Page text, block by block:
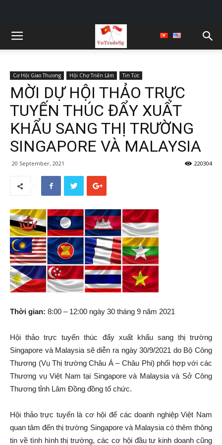
Cơ Hội Giao Thương Hội Chợ Triển Lãm Tin Tức
MỜI DỰ HỘI THẢO TRỰC
TUYẾN THÚC ĐẨY XUẤT
KHẨU SANG THỊ TRƯỜNG
SINGAPORE VÀ MALAYSIA
20 September, 2021 220304
Thời gian: 8:00 – 12:00 ngày 30 tháng 9 năm 2021
Hội thảo trực tuyến thúc đẩy xuất khẩu sang thị trường
Singapore và Malaysia sẽ diễn ra ngày 30/9/2021 do Bộ Công
Thương (Vụ Thị trường Châu Á – Châu Phi) phối hợp với các
Thương vụ Việt Nam tại Singapore và Malaysia và Sở Công
Thương tỉnh Lâm Đồng đồng tổ chức.
Hội thảo trực tuyến là cơ hội để các doanh nghiệp Việt Nam
quan tâm đến thị trường Singapore và Malaysia có thêm thông
tin về tình hình thị trường, các cơ hội đầu tư kinh doanh cũng